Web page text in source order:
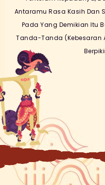
Antaramu Rasa Kasih Dan
Pada Yang Demikian Itu
Tanda-Tanda (Kebesaran